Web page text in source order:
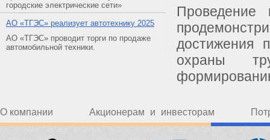
городские электрические сети»
АO «ТГЭС» реализует автотехнику 2025
АО «ТГЭС» проводит торги по продаже
автомобильной техники.
Проведение
достижения
охраны
О компании Акционерам и инвесторам